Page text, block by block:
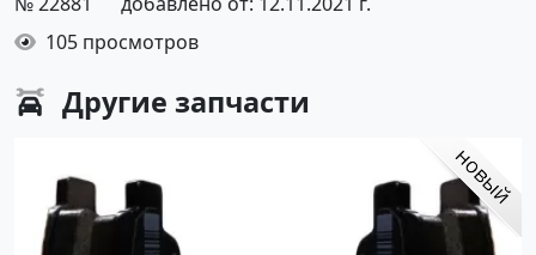
105 просмотров
Другие запчасти